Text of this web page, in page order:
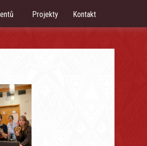
Projekty Kontakt